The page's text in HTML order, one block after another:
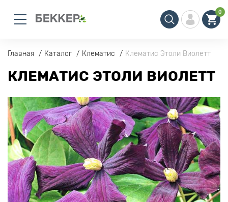
0
Главная Каталог Клематис Клематис Этоли Виолетт
КЛЕМАТИС ЭТОЛИ ВИОЛЕТТ